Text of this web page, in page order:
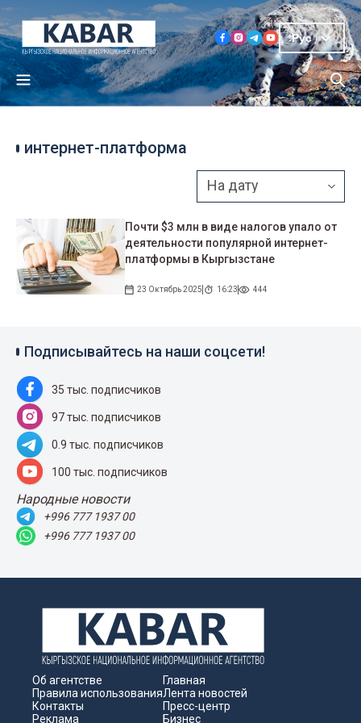
Рус
интернет-платформа
Почти $3 млн в виде налогов упало от
деятельности популярной интернет-
платформы в Кыргызстане
23 Октябрь 2025 16:23 444
Подписывайтесь на наши соцсети!
35 тыс. подписчиков
97 тыс. подписчиков
0.9 тыс. подписчиков
100 тыс. подписчиков
Народные новости
+996 777 1937 00
+996 777 1937 00
Об агентстве
Правила использования
Контакты
Реклама
Главная
Лента новостей
Пресс-центр
Бизнес